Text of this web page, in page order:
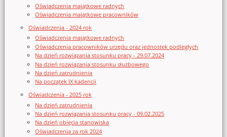
Oświadczenia majątkowe radnych
Oświadczenia majątkowe pracowników
Oświadczenia - 2024 rok
Oświadczenia majątkowe radnych
Oświadczenia pracowników urzędu oraz jednostek podległych
Na dzień rozwiązania stosunku pracy - 29.07.2024
Na dzień rozwiązania stosunku służbowego
Na dzień zatrudnienia
Na początek IX kadencji
Oświadczenia - 2025 rok
Na dzień zatrudnienia
Na dzień rozwiązania stosunku pracy - 09.02.2025
Na dzień objęcia stanowiska
Oświadczenia za rok 2024